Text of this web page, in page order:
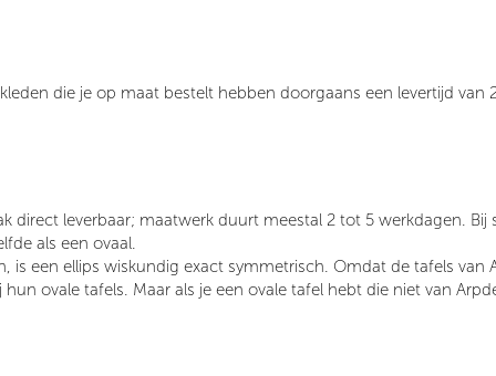
die je op maat bestelt hebben doorgaans een levertijd van
direct leverbaar; maatwerk duurt meestal 2 tot 5 werkdagen. Bij
als een ovaal.
is een ellips wiskundig exact symmetrisch. Omdat de tafels van
ovale tafels. Maar als je een ovale tafel hebt die niet van